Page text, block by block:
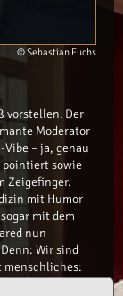
© Sebastian Fuchs
vorstellen. Der
Moderator
– ja, genau
pointiert sowie
Zeigefinger.
mit Humor
mit dem
nun
Wir sind
menschliches: